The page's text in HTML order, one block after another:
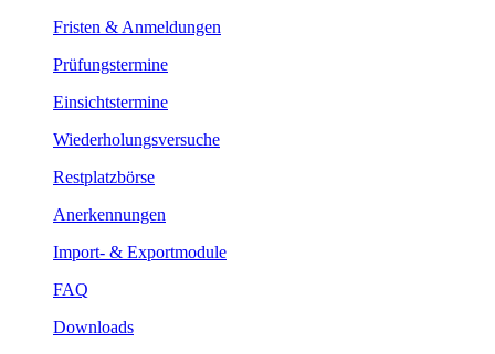
Fristen & Anmeldungen
Prüfungstermine
Einsichtstermine
Wiederholungsversuche
Restplatzbörse
Anerkennungen
Import- & Exportmodule
FAQ
Downloads